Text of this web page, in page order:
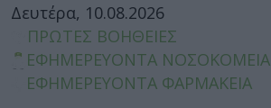
Δευτέρα, 10.08.2026
ΠΡΩΤΕΣ ΒΟΗΘΕΙΕΣ
ΕΦΗΜΕΡΕΥΟΝΤΑ ΝΟΣΟΚΟΜΕΙΑ
ΕΦΗΜΕΡΕΥΟΝΤΑ ΦΑΡΜΑΚΕΙΑ